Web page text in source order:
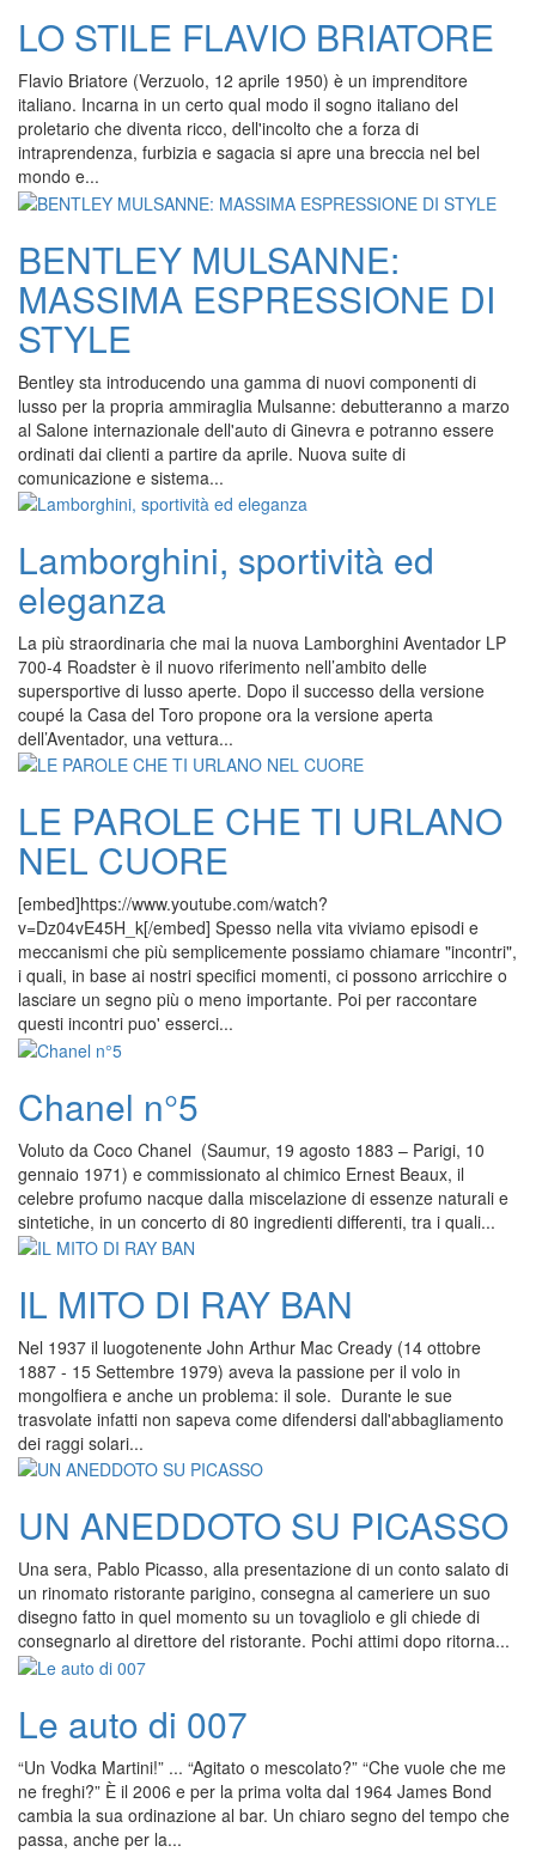
LO STILE FLAVIO BRIATORE
Flavio Briatore (Verzuolo, 12 aprile 1950) è un imprenditore
italiano. Incarna in un certo qual modo il sogno italiano del
proletario che diventa ricco, dell'incolto che a forza di
intraprendenza, furbizia e sagacia si apre una breccia nel bel
mondo e...
BENTLEY MULSANNE:
MASSIMA ESPRESSIONE DI
STYLE
Bentley sta introducendo una gamma di nuovi componenti di
lusso per la propria ammiraglia Mulsanne: debutteranno a marzo
al Salone internazionale dell'auto di Ginevra e potranno essere
ordinati dai clienti a partire da aprile. Nuova suite di
comunicazione e sistema...
Lamborghini, sportività ed
eleganza
La più straordinaria che mai la nuova Lamborghini Aventador LP
700-4 Roadster è il nuovo riferimento nell’ambito delle
supersportive di lusso aperte. Dopo il successo della versione
coupé la Casa del Toro propone ora la versione aperta
dell’Aventador, una vettura...
LE PAROLE CHE TI URLANO
NEL CUORE
[embed]https://www.youtube.com/watch?
v=Dz04vE45H_k[/embed] Spesso nella vita viviamo episodi e
meccanismi che più semplicemente possiamo chiamare "incontri",
i quali, in base ai nostri specifici momenti, ci possono arricchire o
lasciare un segno più o meno importante. Poi per raccontare
questi incontri puo' esserci...
Chanel n°5
Voluto da Coco Chanel (Saumur, 19 agosto 1883 – Parigi, 10
gennaio 1971) e commissionato al chimico Ernest Beaux, il
celebre profumo nacque dalla miscelazione di essenze naturali e
sintetiche, in un concerto di 80 ingredienti differenti, tra i quali...
IL MITO DI RAY BAN
Nel 1937 il luogotenente John Arthur Mac Cready (14 ottobre
1887 - 15 Settembre 1979) aveva la passione per il volo in
mongolfiera e anche un problema: il sole. Durante le sue
trasvolate infatti non sapeva come difendersi dall'abbagliamento
dei raggi solari...
UN ANEDDOTO SU PICASSO
Una sera, Pablo Picasso, alla presentazione di un conto salato di
un rinomato ristorante parigino, consegna al cameriere un suo
disegno fatto in quel momento su un tovagliolo e gli chiede di
consegnarlo al direttore del ristorante. Pochi attimi dopo ritorna...
Le auto di 007
“Un Vodka Martini!” ... “Agitato o mescolato?” “Che vuole che me
ne freghi?” È il 2006 e per la prima volta dal 1964 James Bond
cambia la sua ordinazione al bar. Un chiaro segno del tempo che
passa, anche per la...